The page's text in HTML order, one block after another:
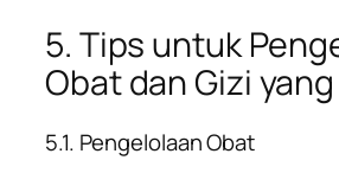
5. Tips untuk
Obat dan Gizi
5.1. Pengelolaan Obat